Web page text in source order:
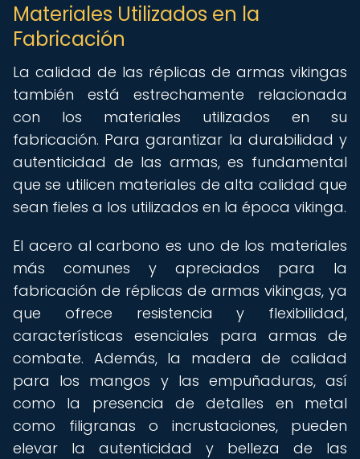
Materiales Utilizados en la
Fabricación
La calidad de las réplicas de armas vikingas
también está estrechamente relacionada
con los materiales utilizados en su
fabricación. Para garantizar la durabilidad y
autenticidad de las armas, es fundamental
que se utilicen materiales de alta calidad que
sean fieles a los utilizados en la época vikinga.
El acero al carbono es uno de los materiales
más comunes y apreciados para la
fabricación de réplicas de armas vikingas, ya
que ofrece resistencia y flexibilidad,
características esenciales para armas de
combate. Además, la madera de calidad
para los mangos y las empuñaduras, así
como la presencia de detalles en metal
como filigranas o incrustaciones, pueden
elevar la autenticidad y belleza de las